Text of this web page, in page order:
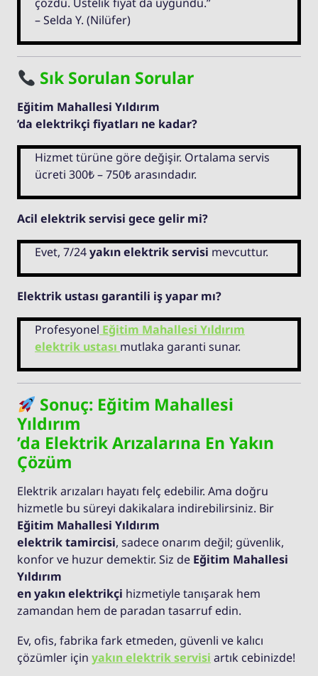
çözdü. Üstelik fiyat da uygundu.”
– Selda Y. (Nilüfer)
Sık Sorulan Sorular
Eğitim Mahallesi Yıldırım
’da elektrikçi fiyatları ne kadar?
Hizmet türüne göre değişir. Ortalama servis
ücreti 300₺ – 750₺ arasındadır.
Acil elektrik servisi gece gelir mi?
Evet, 7/24yakın elektrik servisi mevcuttur.
Elektrik ustası garantili iş yapar mı?
Profesyonel Eğitim Mahallesi Yıldırım
elektrik ustası mutlaka garanti sunar.
Sonuç: Eğitim Mahallesi
Yıldırım
’da Elektrik Arızalarına En Yakın
Çözüm
Elektrik arızaları hayatı felç edebilir. Ama doğru
hizmetle bu süreyi dakikalara indirebilirsiniz. Bir
Eğitim Mahallesi Yıldırım
elektrik tamircisi, sadece onarım değil; güvenlik,
konfor ve huzur demektir. Siz de Eğitim Mahallesi
Yıldırım
en yakın elektrikçi hizmetiyle tanışarak hem
zamandan hem de paradan tasarruf edin.
Ev, ofis, fabrika fark etmeden, güvenli ve kalıcı
çözümler için yakın elektrik servisi artık cebinizde!